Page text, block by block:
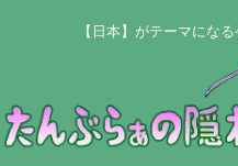
【日本】がテーマにな